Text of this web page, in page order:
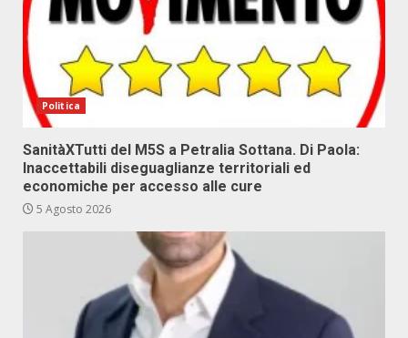
Politica
SanitàXTutti del M5S a Petralia Sottana. Di Paola:
Inaccettabili diseguaglianze territoriali ed
economiche per accesso alle cure
5 Agosto 2026